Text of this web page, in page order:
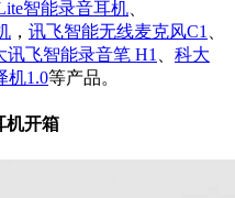
智能录音耳机
， 讯飞智能无线麦克风C1
讯飞智能录音笔 H1
科大
机1.0等产品。
机开箱